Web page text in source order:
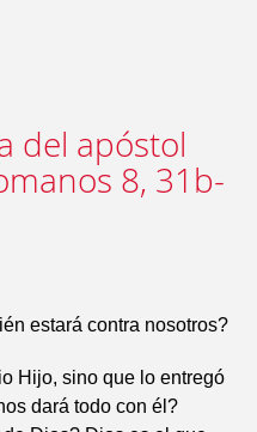
del apóstol
8, 31b-
estará contra nosotros?
Hijo, sino que lo entregó
dará todo con él?